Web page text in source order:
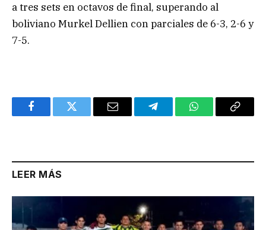
a tres sets en octavos de final, superando al
boliviano Murkel Dellien con parciales de 6-3, 2-6 y
7-5.
FacebookTwitter Email TelegramWhatsAppCopy
LEER MÁS